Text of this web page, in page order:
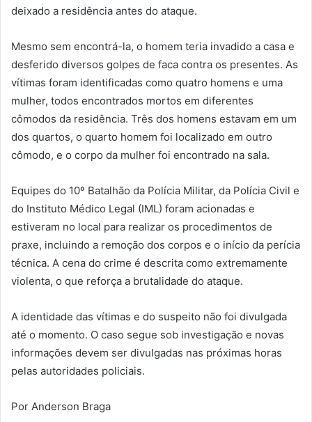
deixado a residência antes do ataque.
Mesmo sem encontrá-la, o homem teria invadido a casa e
desferido diversos golpes de faca contra os presentes. As
vítimas foram identificadas como quatro homens e uma
mulher, todos encontrados mortos em diferentes
cômodos da residência. Três dos homens estavam em um
dos quartos, o quarto homem foi localizado em outro
cômodo, e o corpo da mulher foi encontrado na sala.
Equipes do 10º Batalhão da Polícia Militar, da Polícia Civil e
do Instituto Médico Legal (IML) foram acionadas e
estiveram no local para realizar os procedimentos de
praxe, incluindo a remoção dos corpos e o início da perícia
técnica. A cena do crime é descrita como extremamente
violenta, o que reforça a brutalidade do ataque.
A identidade das vítimas e do suspeito não foi divulgada
até o momento. O caso segue sob investigação e novas
informações devem ser divulgadas nas próximas horas
pelas autoridades policiais.
Por Anderson Braga